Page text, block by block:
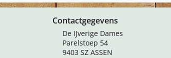
Contactgegevens
De IJverige Dames
Parelstoep 54
9403 SZ ASSEN